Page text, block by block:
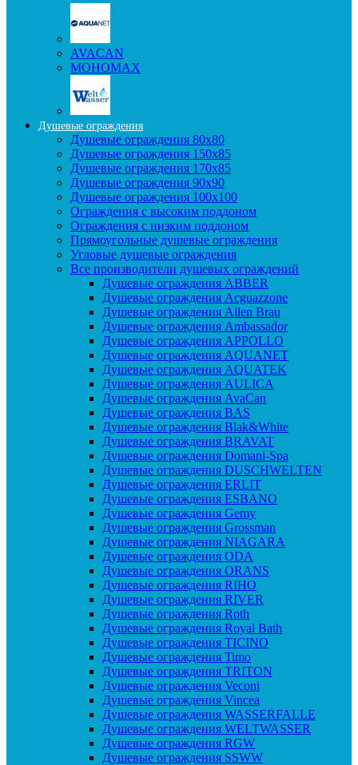
AVACAN
МОНОМАХ
Душевые ограждения
Душевые ограждения 80x80
Душевые ограждения 150x85
Душевые ограждения 170x85
Душевые ограждения 90x90
Душевые ограждения 100x100
Ограждения с высоким поддоном
Ограждения с низким поддоном
Прямоугольные душевые ограждения
Угловые душевые ограждения
Все производители душевых ограждений
Душевые ограждения ABBER
Душевые ограждения Acguazzone
Душевые ограждения Allen Brau
Душевые ограждения Ambassador
Душевые ограждения APPOLLO
Душевые ограждения AQUANET
Душевые ограждения AQUATEK
Душевые ограждения AULICA
Душевые ограждения AvaCan
Душевые ограждения BAS
Душевые ограждения Blak&White
Душевые ограждения BRAVAT
Душевые ограждения Domani-Spa
Душевые ограждения DUSCHWELTEN
Душевые ограждения ERLIT
Душевые ограждения ESBANO
Душевые ограждения Gemy
Душевые ограждения Grossman
Душевые ограждения NIAGARA
Душевые ограждения ODA
Душевые ограждения ORANS
Душевые ограждения RIHO
Душевые ограждения RIVER
Душевые ограждения Roth
Душевые ограждения Royal Bath
Душевые ограждения TICINO
Душевые ограждения Timo
Душевые ограждения TRITON
Душевые ограждения Veconi
Душевые ограждения Vincea
Душевые ограждения WASSERFALLE
Душевые ограждения WELTWASSER
Душевые ограждения RGW
Душевые ограждения SSWW